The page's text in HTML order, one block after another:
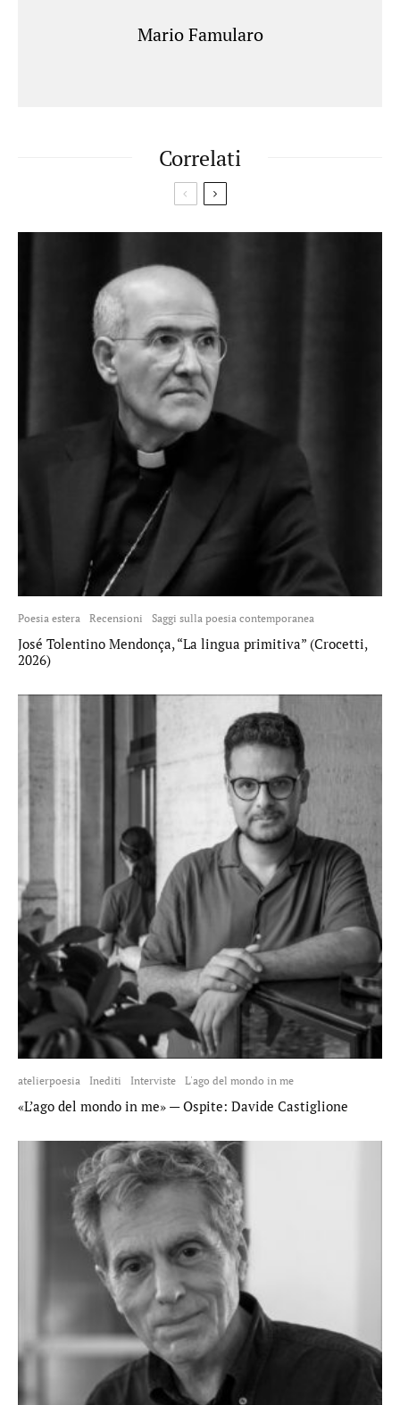
Mario Famularo
Correlati
Poesia estera Recensioni Saggi sulla poesia contemporanea
José Tolentino Mendonça, “La lingua primitiva” (Crocetti,
2026)
atelierpoesia Inediti Interviste L'ago del mondo in me
«L’ago del mondo in me» — Ospite: Davide Castiglione